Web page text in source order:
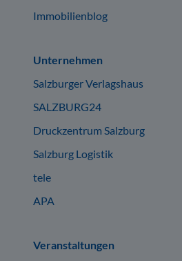
Immobilienblog
Unternehmen
Salzburger Verlagshaus
SALZBURG24
Druckzentrum Salzburg
Salzburg Logistik
tele
APA
Veranstaltungen